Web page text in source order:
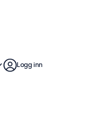
Logg inn